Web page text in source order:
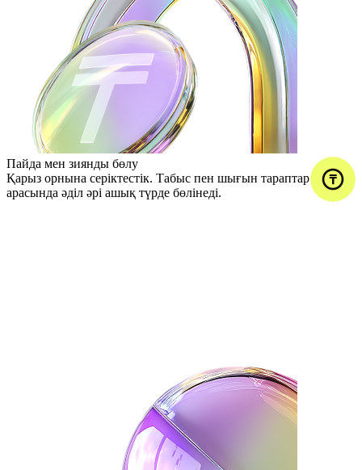
Пайда мен зиянды бөлу
Қарыз орнына серіктестік. Табыс пен шығын тараптар
арасында әділ әрі ашық түрде бөлінеді.